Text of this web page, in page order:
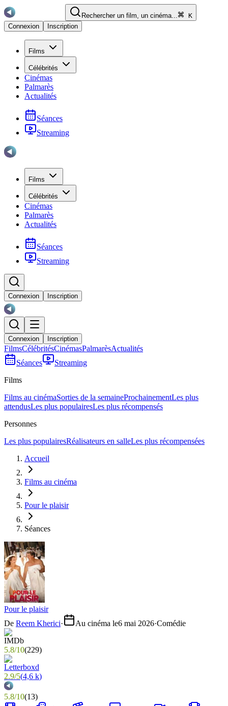
Rechercher un film, un cinéma...
K
Connexion
Inscription
Films
Célébrités
Cinémas
Palmarès
Actualités
Séances
Streaming
Films
Célébrités
Cinémas
Palmarès
Actualités
Séances
Streaming
Connexion Inscription
Connexion Inscription
FilmsCélébritésCinémasPalmarèsActualités
Séances
Streaming
Films
Films au cinémaSorties de la semaineProchainementLes plus
attendusLes plus populairesLes plus récompensés
Personnes
Les plus populairesRéalisateurs en salleLes plus récompensées
Accueil
Films au cinéma
Pour le plaisir
Séances
Pour le plaisir
De Reem Kherici· Au cinéma le6 mai 2026·Comédie
5.8/10(229)
2.9/5(4,6 k)
5.8/10(13)